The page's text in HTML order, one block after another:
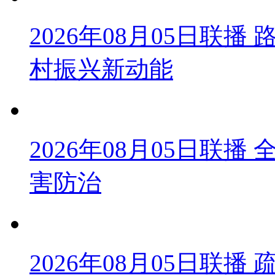
2026年08月05日联播
村振兴新动能
2026年08月05日联播
害防治
2026年08月05日联播